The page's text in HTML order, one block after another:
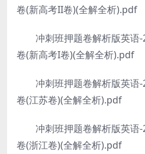
卷(新高考II卷)(全解全析).pdf
冲刺班押题卷解析版英语-
卷(新高考I卷)(全解全析).pdf
冲刺班押题卷解析版英语-
卷(江苏卷)(全解全析).pdf
冲刺班押题卷解析版英语-
卷(浙江卷)(全解全析).pdf